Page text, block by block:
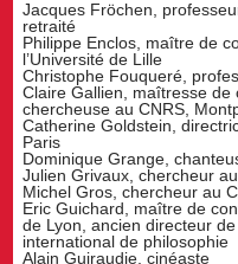
Jacques Fröchen,
retraité
Philippe Enclos, maître de
l’Université de Lille
Christophe Fouqueré,
Claire Gallien, maîtresse de
chercheuse au CNRS,
Catherine Goldstein,
Paris
Dominique Grange,
Julien Grivaux, chercheur
Michel Gros, chercheur au
Eric Guichard, maître de
de Lyon, ancien directeur
international de philosophie
Alain Guiraudie, cinéaste